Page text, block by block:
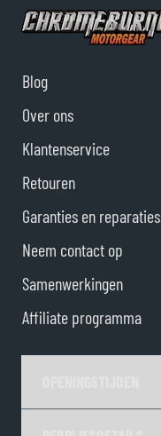
Blog
Over ons
Klantenservice
Retouren
Garanties en reparaties
Neem contact op
Samenwerkingen
Affiliate programma